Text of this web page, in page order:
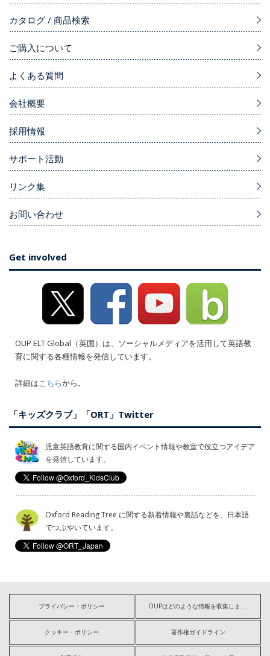
カタログ / 商品検索
ご購入について
よくある質問
会社概要
採用情報
サポート活動
リンク集
お問い合わせ
Get involved
OUP ELT Global（英国）は、ソーシャルメディアを活用して英語教
育に関する各種情報を発信しています。
詳細はこちらから。
「キッズクラブ」「ORT」Twitter
児童英語教育に関する国内イベント情報や教室で役立つアイデア
を発信しています。
Oxford Reading Tree に関する新着情報や裏話などを、日本語
でつぶやいています。
プライバシー・ポリシー OUPはどのような情報を収集しますか?
クッキー・ポリシー 著作権ガイドライン